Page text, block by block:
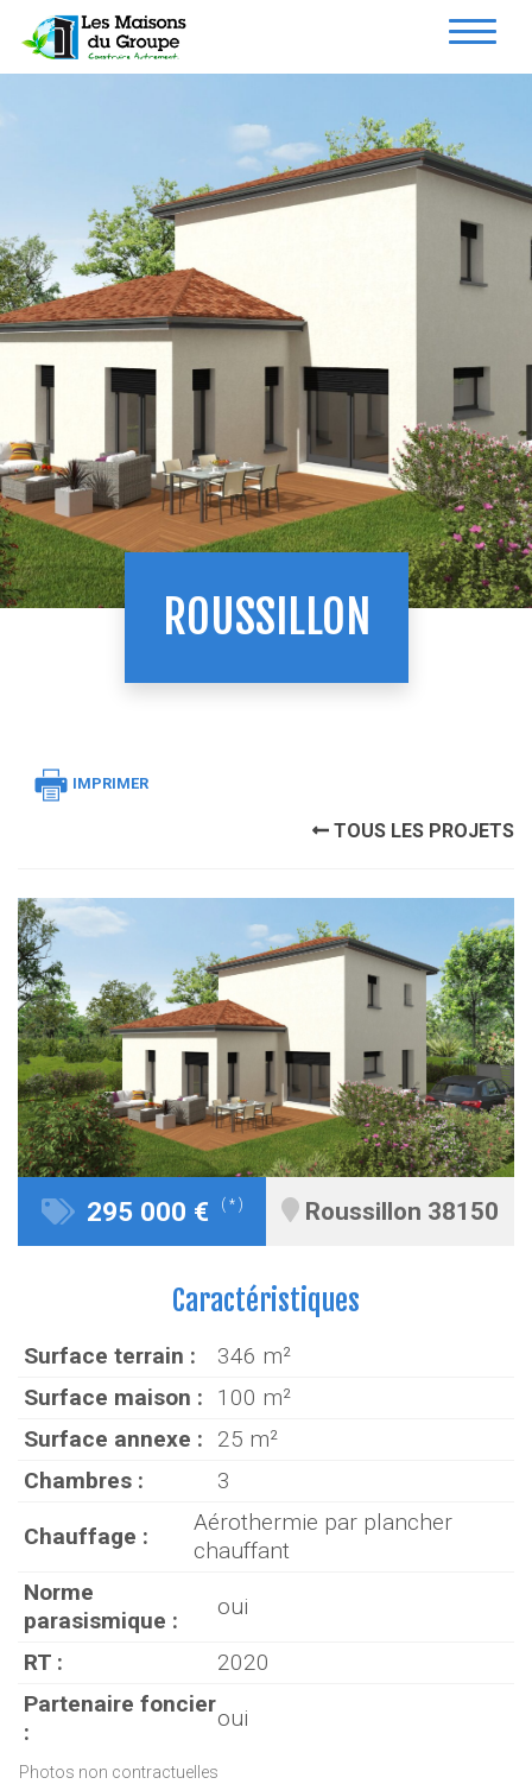
ROUSSILLON
IMPRIMER
TOUS LES PROJETS
295 000 € ( * ) Roussillon 38150
Caractéristiques
Surface terrain :
346 m²
Surface maison :
100 m²
Surface annexe :
25 m²
Chambres :
3
Chauffage :
Aérothermie par plancher
chauffant
Norme
parasismique :
oui
RT :
2020
Partenaire foncier
:
oui
Photos non contractuelles